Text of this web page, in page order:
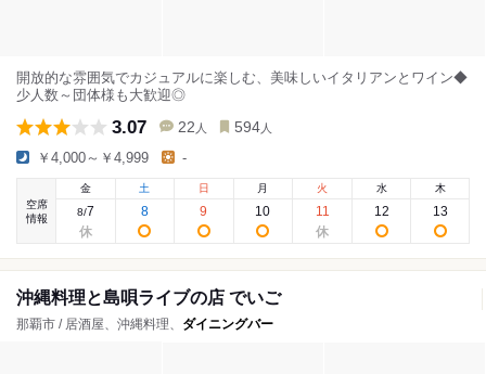
開放的な雰囲気でカジュアルに楽しむ、美味しいイタリアンとワイン◆
少人数～団体様も大歓迎◎
3.07 22 人 594 人
￥4,000～￥4,999 -
空席
情報
金
8/7
土
8
日
9
月
10
火
11
水
12
木
13
沖縄料理と島唄ライブの店 でいご
那覇市 / 居酒屋、沖縄料理、 ダイニングバー